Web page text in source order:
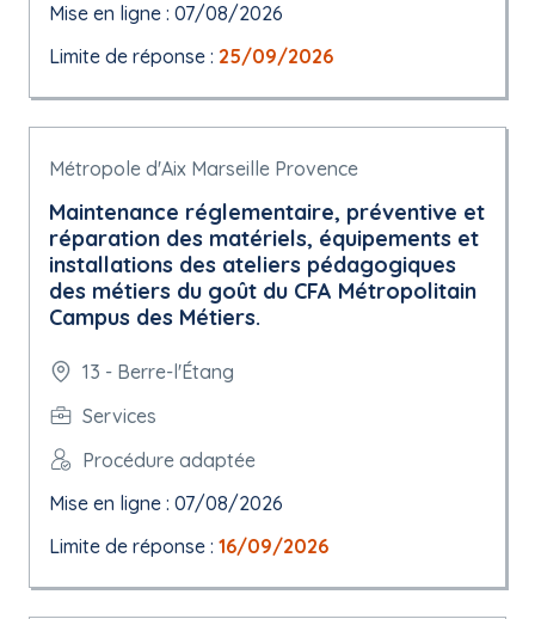
Mise en ligne : 07/08/2026
Limite de réponse : 25/09/2026
Métropole d'Aix Marseille Provence
Maintenance réglementaire, préventive et
réparation des matériels, équipements et
installations des ateliers pédagogiques
des métiers du goût du CFA Métropolitain
Campus des Métiers.
13 - Berre-l'Étang
Services
Procédure adaptée
Mise en ligne : 07/08/2026
Limite de réponse : 16/09/2026